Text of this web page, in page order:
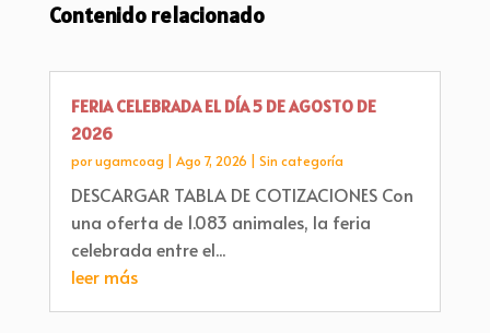
Contenido relacionado
FERIA CELEBRADA EL DÍA 5 DE AGOSTO DE
2026
porugamcoag Ago 7, 2026 Sin categoría
DESCARGAR TABLA DE COTIZACIONES Con
una oferta de 1.083 animales, la feria
celebrada entre el...
leer más